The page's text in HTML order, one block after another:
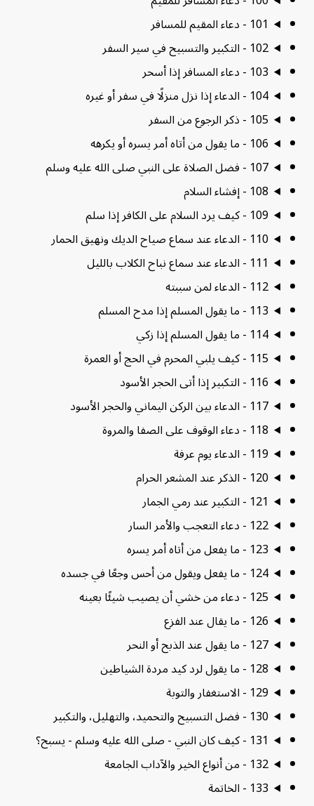
101 - دعاء المقيم للمسافر
102 - التكبير والتسبيح في سير السفر
103 - دعاء المسافر إذا أسحر
104 - الدعاء إذا نزل منزلًا في سفر أو غيره
105 - ذكر الرجوع من السفر
106 - ما يقول من أتاه أمر يسره أو يكرهه
107 - فضل الصلاة على النبي صلى الله عليه وسلم
108 - إفشاء السلام
109 - كيف يرد السلام على الكافر إذا سلم
110 - الدعاء عند سماع صياح الديك ونهيق الحمار
111 - الدعاء عند سماع نباح الكلاب بالليل
112 - الدعاء لمن سببته
113 - ما يقول المسلم إذا مدح المسلم
114 - ما يقول المسلم إذا زكي
115 - كيف يلبي المحرم في الحج أو العمرة
116 - التكبير إذا أتى الحجر الأسود
117 - الدعاء بين الركن اليماني والحجر الأسود
118 - دعاء الوقوف على الصفا والمروة
119 - الدعاء يوم عرفة
120 - الذكر عند المشعر الحرام
121 - التكبير عند رمي الجمار
122 - دعاء التعجب والأمر السار
123 - ما يفعل من أتاه أمر يسره
124 - ما يفعل ويقول من أحس وجعًا في جسده
125 - دعاء من خشي أن يصيب شيئًا بعينه
126 - ما يقال عند الفزع
127 - ما يقول عند الذبح أو النحر
128 - ما يقول لرد كيد مردة الشياطين
129 - الاستغفار والتوبة
130 - فضل التسبيح والتحميد، والتهليل، والتكبير
131 - كيف كان النبي - صلى الله عليه وسلم - يسبح؟
132 - من أنواع الخير والآداب الجامعة
133 - الخاتمة